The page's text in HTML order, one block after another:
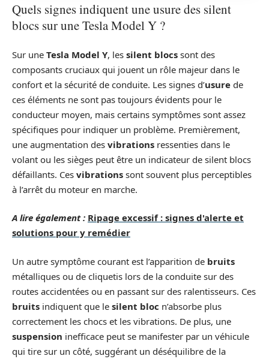
Quels signes indiquent une usure des silent
blocs sur une Tesla Model Y ?
Sur une Tesla Model Y, les silent blocs sont des
composants cruciaux qui jouent un rôle majeur dans le
confort et la sécurité de conduite. Les signes d’usure de
ces éléments ne sont pas toujours évidents pour le
conducteur moyen, mais certains symptômes sont assez
spécifiques pour indiquer un problème. Premièrement,
une augmentation des vibrations ressenties dans le
volant ou les sièges peut être un indicateur de silent blocs
défaillants. Ces vibrations sont souvent plus perceptibles
à l’arrêt du moteur en marche.
A lire également : Ripage excessif : signes d'alerte et
solutions pour y remédier
Un autre symptôme courant est l’apparition de bruits
métalliques ou de cliquetis lors de la conduite sur des
routes accidentées ou en passant sur des ralentisseurs. Ces
bruits indiquent que le silent bloc n’absorbe plus
correctement les chocs et les vibrations. De plus, une
suspension inefficace peut se manifester par un véhicule
qui tire sur un côté, suggérant un déséquilibre de la